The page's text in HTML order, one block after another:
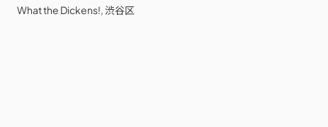
What the Dickens!, 渋谷区